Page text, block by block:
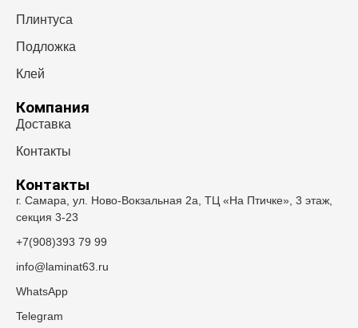
Плинтуса
Подложка
Клей
Компания
Доставка
Контакты
Контакты
г. Самара, ул. Ново-Вокзальная 2а, ТЦ «На Птичке», 3 этаж,
секция 3-23
+7(908)393 79 99
info@laminat63.ru
WhatsApp
Telegram